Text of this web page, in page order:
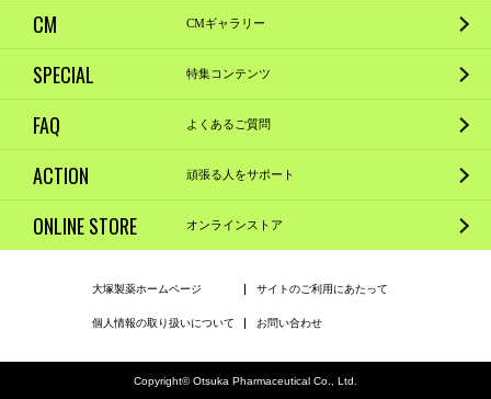
CM CMギャラリー
SPECIAL 特集コンテンツ
FAQ よくあるご質問
ACTION 頑張る人をサポート
ONLINE STORE オンラインストア
大塚製薬ホームページ サイトのご利用にあたって
個人情報の取り扱いについて お問い合わせ
Copyright© Otsuka Pharmaceutical Co., Ltd.